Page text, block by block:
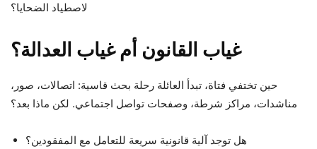
لاصطياد الضحايا؟
غياب القانون أم غياب العدالة؟
حين تختفي فتاة، تبدأ العائلة رحلة بحث قاسية: اتصالات، صور،
مناشدات، مراكز شرطة، وصفحات تواصل اجتماعي. لكن ماذا بعد؟
هل توجد آلية قانونية سريعة للتعامل مع المفقودين؟